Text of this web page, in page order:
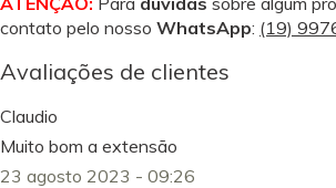
contato pelo nosso WhatsApp: (19)
Avaliações de clientes
Claudio
Muito bom a extensão
23 agosto 2023 - 09:26